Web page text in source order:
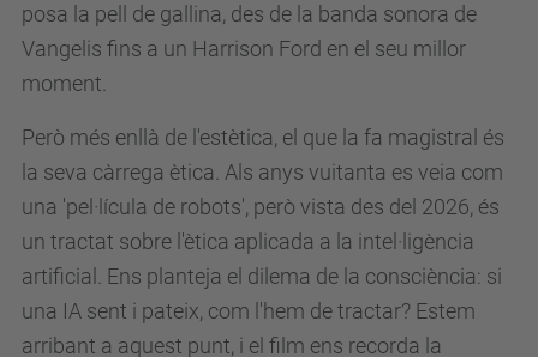
posa la pell de gallina, des de la banda sonora de
Vangelis fins a un Harrison Ford en el seu millor
moment.
Però més enllà de l'estètica, el que la fa magistral és
la seva càrrega ètica. Als anys vuitanta es veia com
una 'pel·lícula de robots', però vista des del 2026, és
un tractat sobre l'ètica aplicada a la intel·ligència
artificial. Ens planteja el dilema de la consciència: si
una IA sent i pateix, com l'hem de tractar? Estem
arribant a aquest punt, i el film ens recorda la